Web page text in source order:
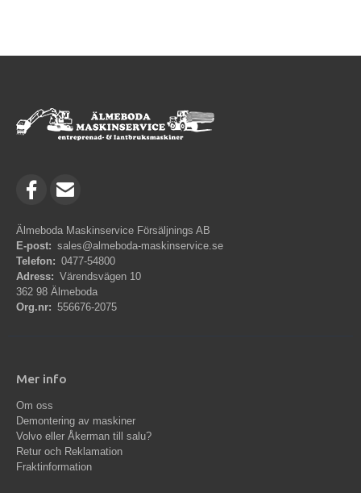
Älmeboda Maskinservice Försäljnings AB
E-post: sales@almeboda-maskinservice.se
Telefon: 0477-54800
Adress: Värendsvägen 10
362 98 Älmeboda
Org.nr: 556676-2075
Mer info
Om oss
Demontering av maskiner
Volvo eller Åkerman till salu?
Retur och Reklamation
Fraktinformation